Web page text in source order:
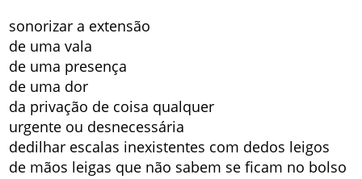
sonorizar a extensão
de uma vala
de uma presença
de uma dor
da privação de coisa qualquer
urgente ou desnecessária
dedilhar escalas inexistentes com dedos leigos
de mãos leigas que não sabem se ficam no bolso